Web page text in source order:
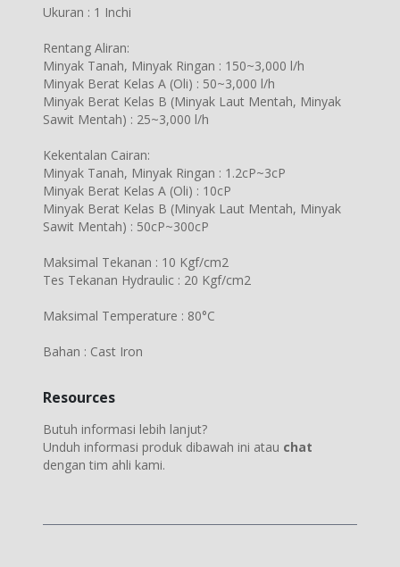
Ukuran : 1 Inchi
Rentang Aliran:
Minyak Tanah, Minyak Ringan : 150~3,000 l/h
Minyak Berat Kelas A (Oli) : 50~3,000 l/h
Minyak Berat Kelas B (Minyak Laut Mentah, Minyak
Sawit Mentah) : 25~3,000 l/h
Kekentalan Cairan:
Minyak Tanah, Minyak Ringan : 1.2cP~3cP
Minyak Berat Kelas A (Oli) : 10cP
Minyak Berat Kelas B (Minyak Laut Mentah, Minyak
Sawit Mentah) : 50cP~300cP
Maksimal Tekanan : 10 Kgf/cm2
Tes Tekanan Hydraulic : 20 Kgf/cm2
Maksimal Temperature : 80°C
Bahan : Cast Iron
Resources
Butuh informasi lebih lanjut?
Unduh informasi produk dibawah ini atau chat
dengan tim ahli kami.